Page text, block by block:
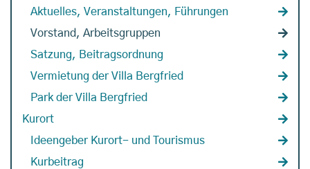
Aktuelles, Veranstaltungen, Führungen
Vorstand, Arbeitsgruppen
Satzung, Beitragsordnung
Vermietung der Villa Bergfried
Park der Villa Bergfried
Kurort
Ideengeber Kurort- und Tourismus
Kurbeitrag